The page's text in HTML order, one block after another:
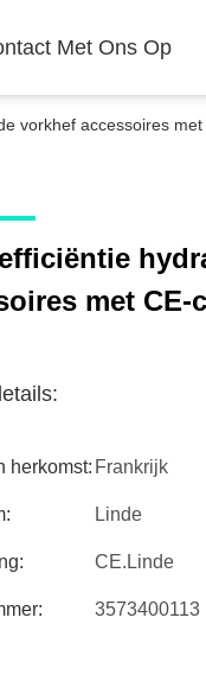
Met Ons Op
vorkhef accessoires
met CE-
herkomst: Frankrijk
Linde
CE.Linde
3573400113